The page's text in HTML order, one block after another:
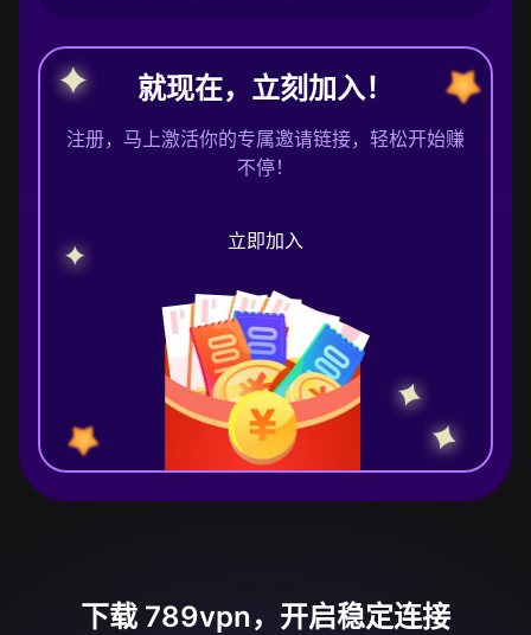
就现在，立刻加入！
注册，马上激活你的专属邀请链接，轻松开始赚
不停！
立即加入
下载 789vpn，开启稳定连接